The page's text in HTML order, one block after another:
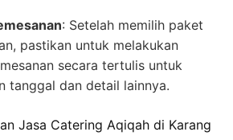
: Setelah memilih paket
pastikan untuk melakukan
secara tertulis untuk
tanggal dan detail lainnya.
Jasa Catering Aqiqah di Karang